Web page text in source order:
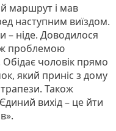
маршрут і мав
наступним виїздом.
– ніде. Доводилося
ж проблемою
чоловік прямо
який приніс з дому
Також
вихід – це йти